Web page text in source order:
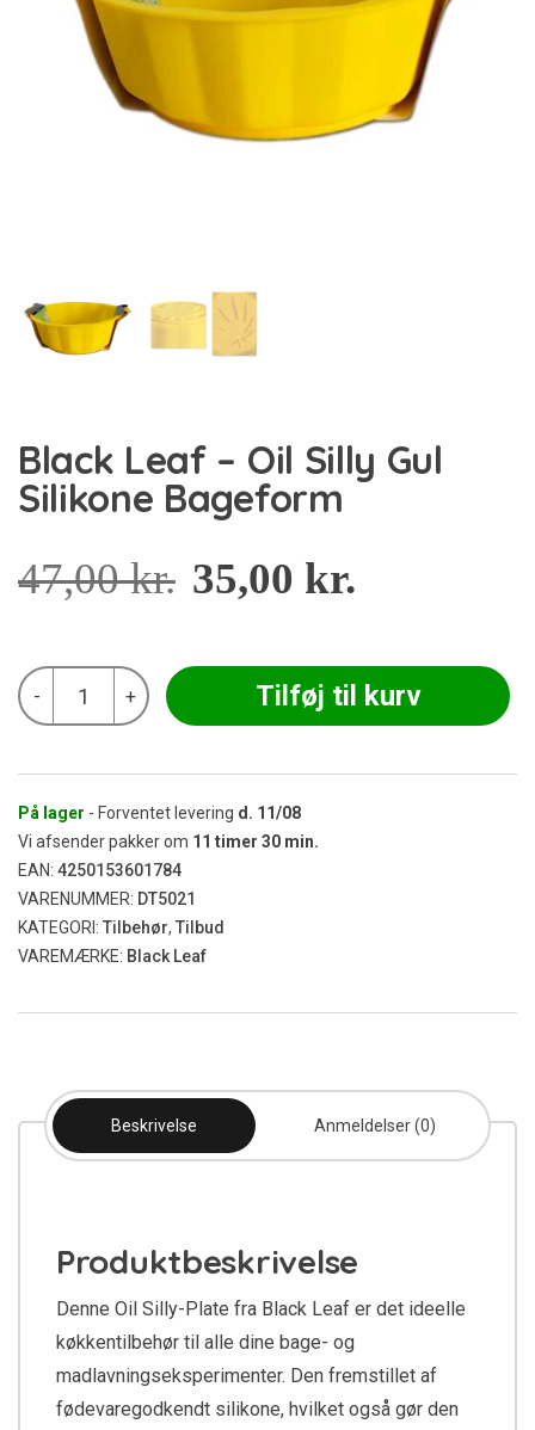
Black Leaf – Oil Silly Gul
Silikone Bageform
47,00kr. Den
oprindelige
pris
var:
47,00 kr..
35,00 kr.
aktuelle
pris
-
Black
Leaf
-
Silikone
Bageform
antal
+ Tilføj til kurv
På lager - Forventet levering d. 11/08
Vi afsender pakker om 11 timer 30 min.
EAN: 4250153601784
VARENUMMER: DT5021
KATEGORI: Tilbehør, Tilbud
VAREMÆRKE: Black Leaf
Beskrivelse Anmeldelser (0)
Produktbeskrivelse
Denne Oil Silly-Plate fra Black Leaf er det ideelle
køkkentilbehør til alle dine bage- og
madlavningseksperimenter. Den fremstillet af
fødevaregodkendt silikone, hvilket også gør den